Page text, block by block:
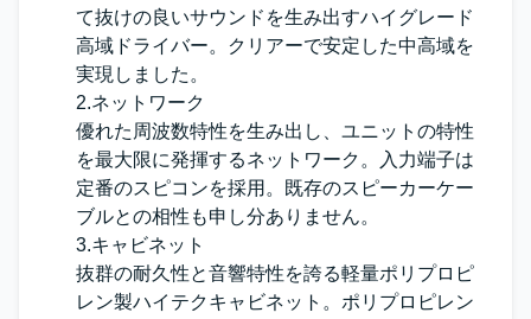
て抜けの良いサウンドを生み出すハイグレード
高域ドライバー。クリアーで安定した中高域を
実現しました。
2.ネットワーク
優れた周波数特性を生み出し、ユニットの特性
を最大限に発揮するネットワーク。入力端子は
定番のスピコンを採用。既存のスピーカーケー
ブルとの相性も申し分ありません。
3.キャビネット
抜群の耐久性と音響特性を誇る軽量ポリプロピ
レン製ハイテクキャビネット。ポリプロピレン